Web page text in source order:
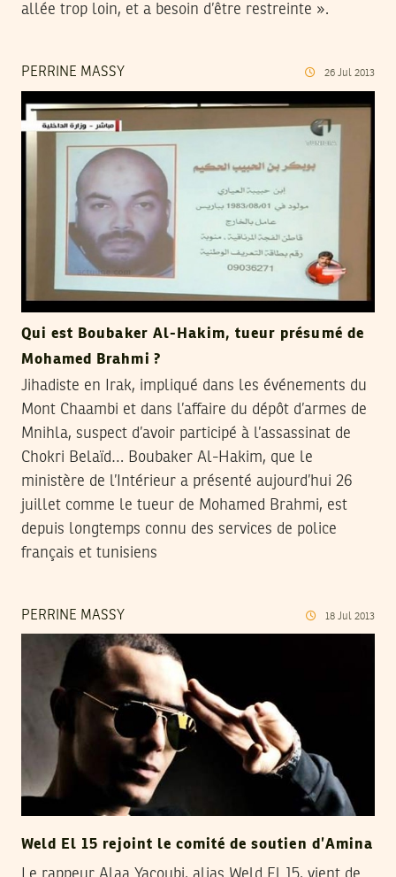
allée trop loin, et a besoin d’être restreinte ».
PERRINE MASSY 26 Jul 2013
Qui est Boubaker Al-Hakim, tueur présumé de
Mohamed Brahmi ?
Jihadiste en Irak, impliqué dans les événements du
Mont Chaambi et dans l’affaire du dépôt d’armes de
Mnihla, suspect d’avoir participé à l’assassinat de
Chokri Belaïd… Boubaker Al-Hakim, que le
ministère de l’Intérieur a présenté aujourd’hui 26
juillet comme le tueur de Mohamed Brahmi, est
depuis longtemps connu des services de police
français et tunisiens
PERRINE MASSY 18 Jul 2013
Weld El 15 rejoint le comité de soutien d’Amina